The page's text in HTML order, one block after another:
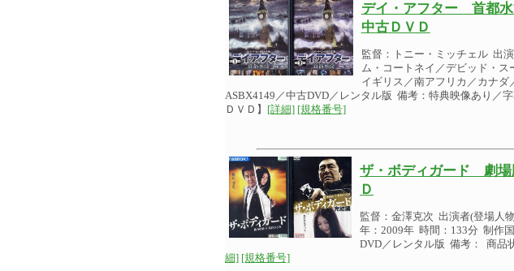
デイ・アフター 首都
中古ＤＶＤ
監督：トニー・ミッチェル 出
ム・コートネイ／デビッド・
イギリス／南アフリカ／カナ
ASBX4149／中古DVD／レンタル版 備考：特典映像あり／
ＤＶＤ】
[詳細] [規格番号]
ザ・ボディガード 劇場
Ｄ
監督：金澤克次 出演者(登場人
年：2009年 時間：133分 制作
DVD／レンタル版 備考： 商品
細] [規格番号]